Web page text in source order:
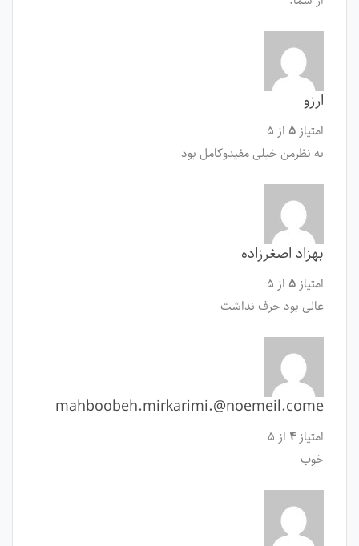
ارزو
امتیاز۵ از ۵
به نظرمن خيلى مفيدوكامل بود
بهزاد اصغرزاده
امتیاز۵ از ۵
عالی بود حرف نداشت
mahboobeh.mirkarimi.@noemeil.come
امتیاز۴ از ۵
خوب